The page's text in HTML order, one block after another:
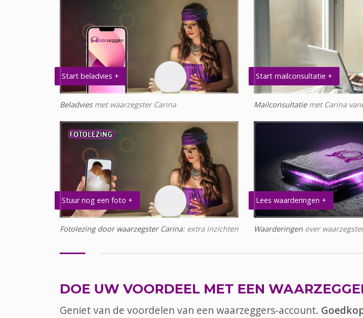
Start beladvies +
Beladviesmet waarzegster Carina
Start mailconsultatie +
Mailconsultatiemet Carina
Stuur nog een foto +
Fotolezing door waarzegster Carina: extra inzichten
Lees waarderingen +
Waarderingen over
DOE UW VOORDEEL MET EEN
Geniet van de voordelen van een waarzeggers-account.